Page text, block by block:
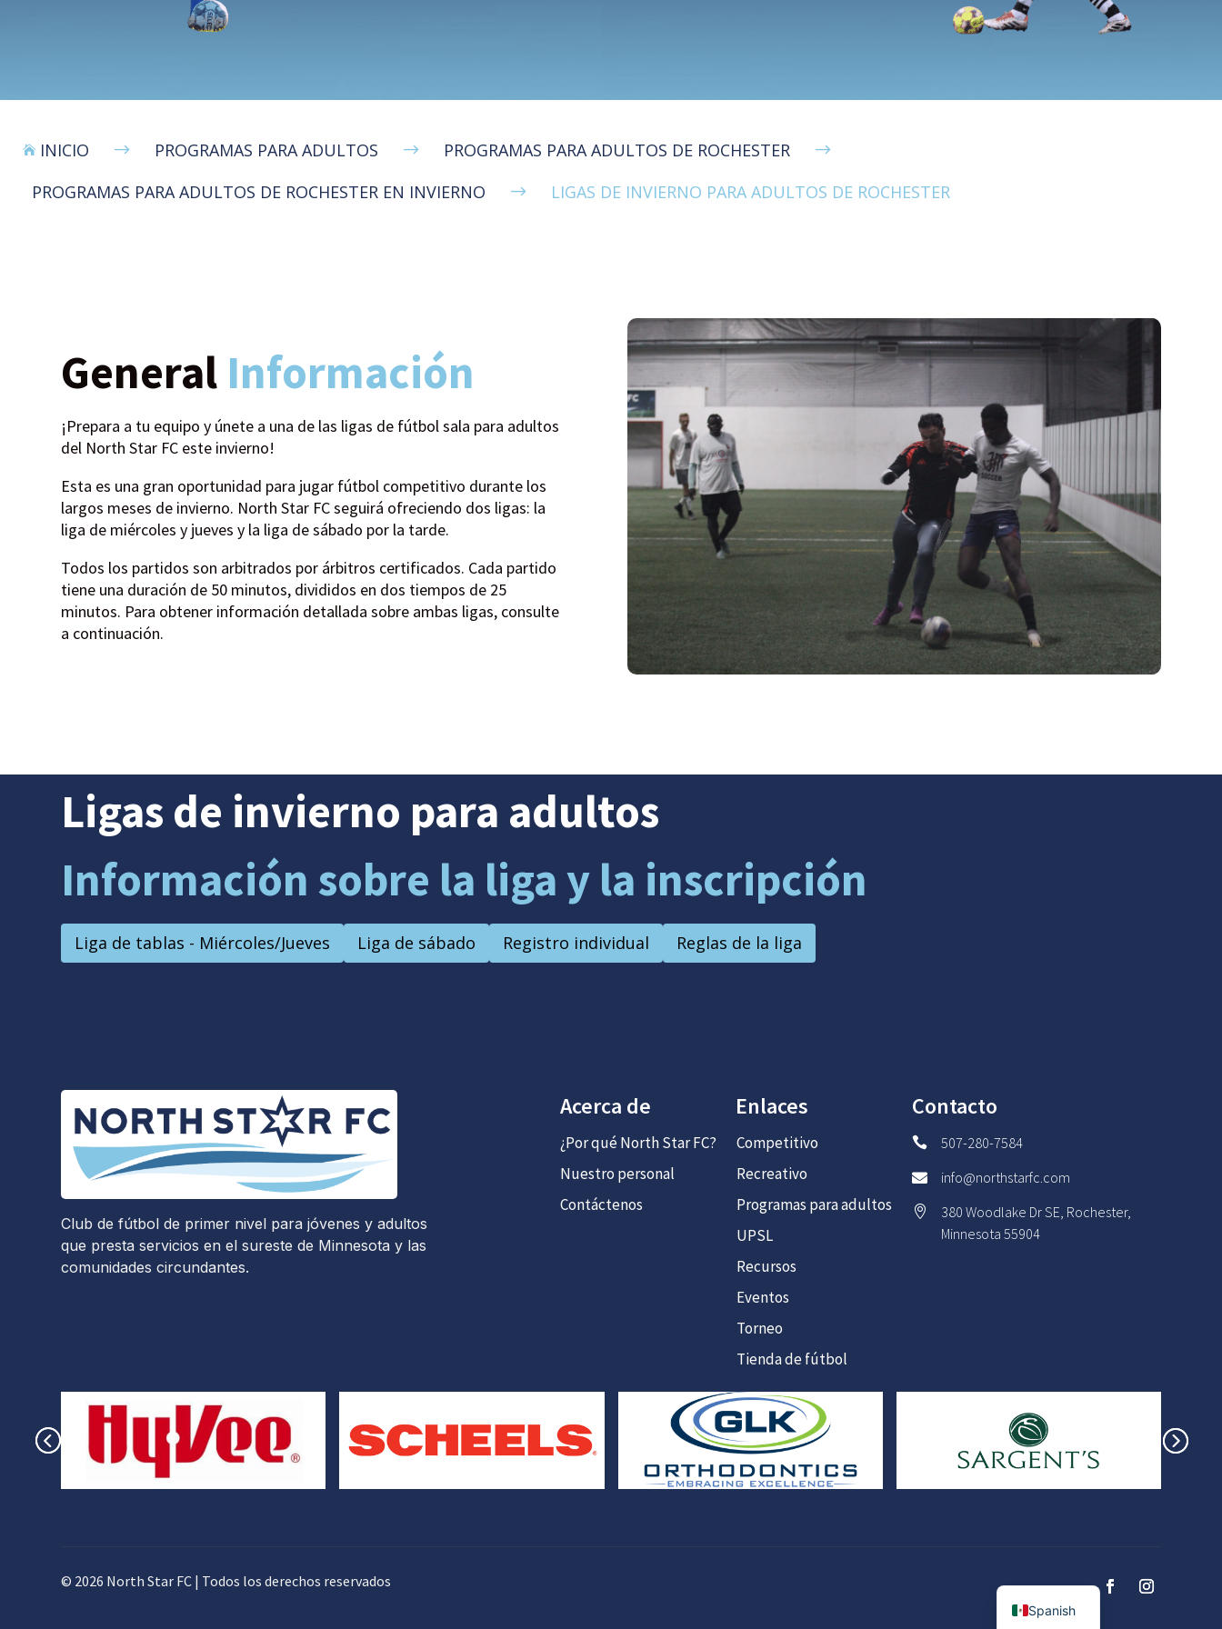
 INICIO $ PROGRAMAS PARA ADULTOS $ PROGRAMAS PARA ADULTOS DE ROCHESTER $
PROGRAMAS PARA ADULTOS DE ROCHESTER EN INVIERNO $ LIGAS DE INVIERNO PARA ADULTOS DE ROCHESTER
General Información
¡Prepara a tu equipo y únete a una de las ligas de fútbol sala para adultos
del North Star FC este invierno!
Esta es una gran oportunidad para jugar fútbol competitivo durante los
largos meses de invierno. North Star FC seguirá ofreciendo dos ligas: la
liga de miércoles y jueves y la liga de sábado por la tarde.
Todos los partidos son arbitrados por árbitros certificados. Cada partido
tiene una duración de 50 minutos, divididos en dos tiempos de 25
minutos. Para obtener información detallada sobre ambas ligas, consulte
a continuación.
Ligas de invierno para adultos
Información sobre la liga y la inscripción
Liga de tablas - Miércoles/Jueves Liga de sábado Registro individual Reglas de la liga
Club de fútbol de primer nivel para jóvenes y adultos
que presta servicios en el sureste de Minnesota y las
comunidades circundantes.
Acerca de
¿Por qué North Star FC?
Nuestro personal
Contáctenos
Enlaces
Competitivo
Recreativo
Programas para adultos
UPSL
Recursos
Eventos
Torneo
Tienda de fútbol
Contacto
 507-280-7584
 info@northstarfc.com

380 Woodlake Dr SE, Rochester,
Minnesota 55904
© 2026 North Star FC | Todos los derechos reservados
Spanish